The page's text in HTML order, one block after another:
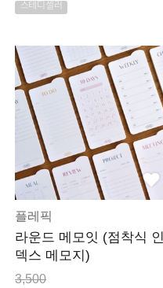
스테디셀러
플레픽
라운드 메모잇 (점착식 인
덱스 메모지)
3,500